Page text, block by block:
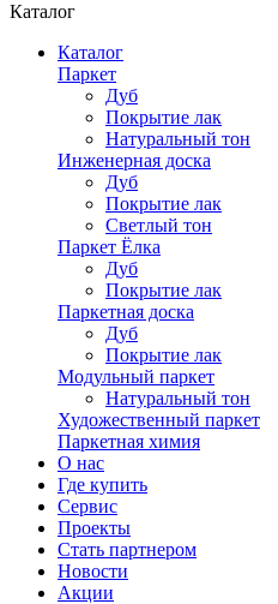
Каталог
Каталог
Паркет
Дуб
Покрытие лак
Натуральный тон
Инженерная доска
Дуб
Покрытие лак
Светлый тон
Паркет Ёлка
Дуб
Покрытие лак
Паркетная доска
Дуб
Покрытие лак
Модульный паркет
Натуральный тон
Художественный паркет
Паркетная химия
О нас
Где купить
Сервис
Проекты
Стать партнером
Новости
Акции